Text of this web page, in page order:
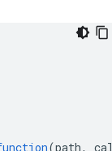
(path,